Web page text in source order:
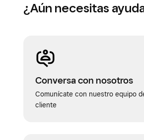
¿Aún necesitas
Conversa con nosotros
Comunícate con nuestro equipo
cliente